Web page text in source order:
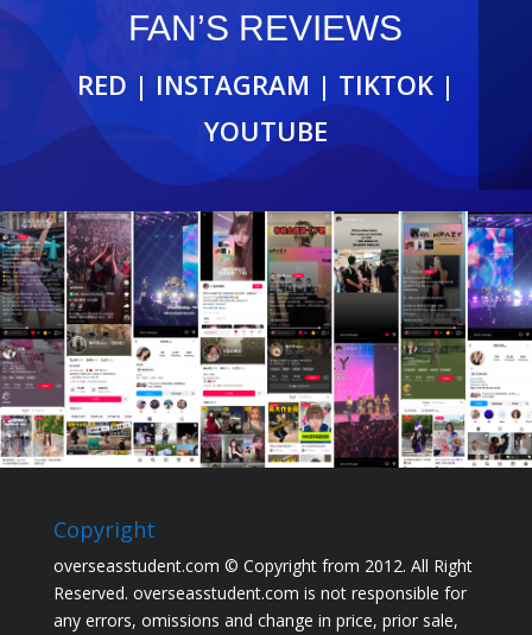
FAN’S REVIEWS
RED | INSTAGRAM | TIKTOK |
YOUTUBE
Copyright
overseasstudent.com © Copyright from 2012. All Right
Reserved. overseasstudent.com is not responsible for
any errors, omissions and change in price, prior sale,